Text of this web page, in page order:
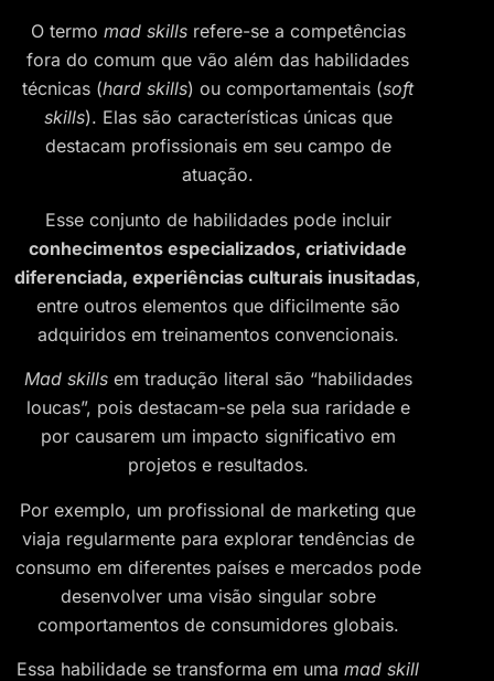
O termo mad skillsrefere-se a competências
fora do comum que vão além das habilidades
técnicas (hard skills) ou comportamentais (soft
skills). Elas são características únicas que
destacam profissionais em seu campo de
atuação.
Esse conjunto de habilidades pode incluir
conhecimentos especializados, criatividade
diferenciada, experiências culturais inusitadas,
entre outros elementos que dificilmente são
adquiridos em treinamentos convencionais.
Mad skillsem tradução literal são “habilidades
loucas”, pois destacam-se pela sua raridade e
por causarem um impacto significativo em
projetos e resultados.
Por exemplo, um profissional de marketing que
viaja regularmente para explorar tendências de
consumo em diferentes países e mercados pode
desenvolver uma visão singular sobre
comportamentos de consumidores globais.
Essa habilidade se transforma em uma mad skill